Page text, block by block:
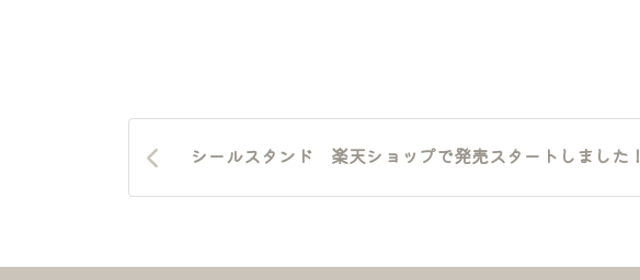
シールスタンド 楽天ショップで発売スタートしました！